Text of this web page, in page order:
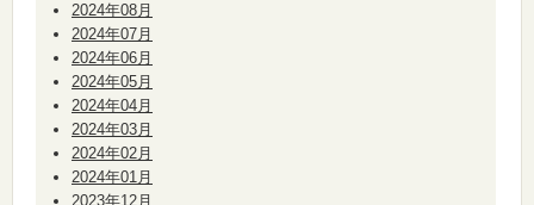
2024年08月
2024年07月
2024年06月
2024年05月
2024年04月
2024年03月
2024年02月
2024年01月
2023年12月